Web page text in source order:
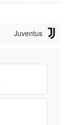
Juventus